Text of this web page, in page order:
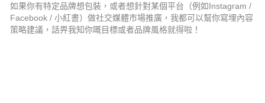
如果你有特定品牌想包裝，或者想針對某個平台（例如Instagram /
Facebook / 小紅書）做社交媒體市場推廣，我都可以幫你寫埋內容
策略建議，話畀我知你嘅目標或者品牌風格就得啦！